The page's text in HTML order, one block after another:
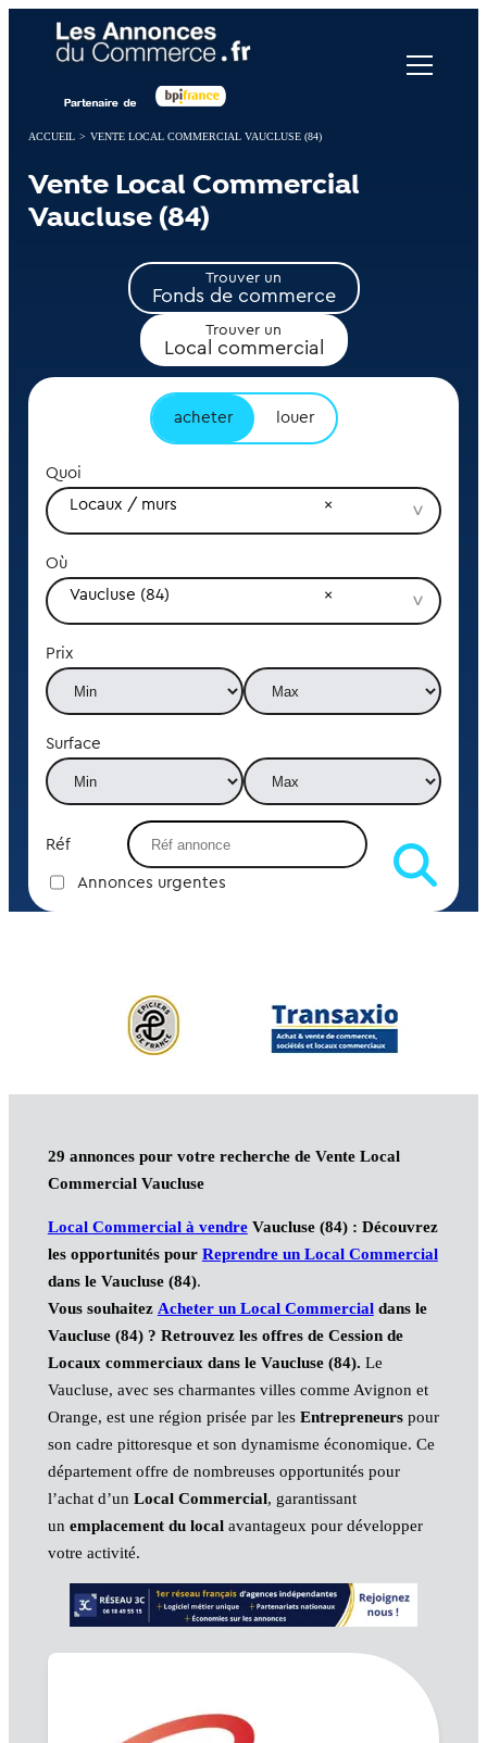
ACCUEIL > VENTE LOCAL COMMERCIAL VAUCLUSE (84)
Vente Local Commercial
Vaucluse (84)
Trouver un
Fonds de commerce
Trouver un
Local commercial
acheter louer
Quoi
Locaux / murs
Où
Vaucluse (84)
Prix
Surface
Réf
Annonces urgentes
29 annonces pour votre recherche de Vente Local
Commercial Vaucluse
Local Commercial à vendreVaucluse (84) : Découvrez
les opportunités pour Reprendre un Local Commercial
dans le Vaucluse (84).
Vous souhaitez Acheter un Local Commercial dans le
Vaucluse (84)? Retrouvez les offres de Cession de
Locaux commerciaux dans le Vaucluse (84). Le
Vaucluse, avec ses charmantes villes comme Avignon et
Orange, est une région prisée par les Entrepreneurspour
son cadre pittoresque et son dynamisme économique. Ce
département offre de nombreuses opportunités pour
l’achat d’un Local Commercial, garantissant
un emplacement du localavantageux pour développer
votre activité.
Panneau de gestion des cookies